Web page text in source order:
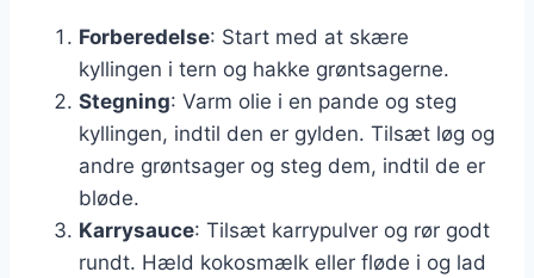
Forberedelse: Start med at skære
kyllingen i tern og hakke grøntsagerne.
Stegning: Varm olie i en pande og steg
kyllingen, indtil den er gylden. Tilsæt løg og
andre grøntsager og steg dem, indtil de er
bløde.
Karrysauce: Tilsæt karrypulver og rør godt
rundt. Hæld kokosmælk eller fløde i og lad